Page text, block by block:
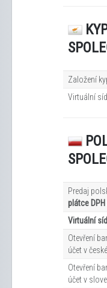
Založení
Virtuální
Predaj
plátce DPH
Virtuální
Otevření
účet v
Otevření
účet v